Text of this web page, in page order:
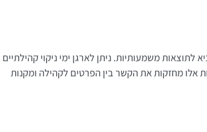
לתוצאות משמעותיות. ניתן לארגן ימי ניקוי קהילתיים
אלו מחזקות את הקשר בין הפרטים לקהילה ומקנות